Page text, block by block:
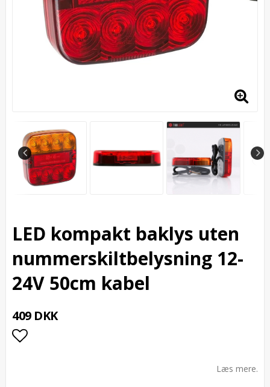
LED kompakt baklys uten
nummerskiltbelysning 12-
24V 50cm kabel
409 DKK
Læs mere.